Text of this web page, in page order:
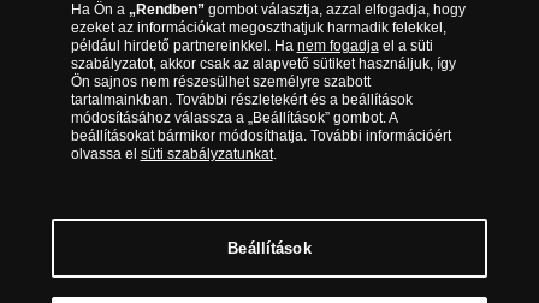
Adatkezelés
Magyar Éremkibocsátó Kft. 1134 Budapest, Váci út 33. Cégjegyzékszám: 01-09-
957944, Adószám: 23275395-2-41 A Társaság a Magyar Kereskedelmi
Ha Ön a „Rendben”gombot választja, azzal elfogadja, hogy
ezeket az információkat megoszthatjuk harmadik felekkel,
például hirdető partnereinkkel. Ha nem fogadjael a süti
szabályzatot, akkor csak az alapvető sütiket használjuk, így
Ön sajnos nem részesülhet személyre szabott
tartalmainkban. További részletekért és a beállítások
módosításához válassza a „Beállítások” gombot. A
beállításokat bármikor módosíthatja. További információért
olvassa el süti szabályzatunkat.
Beállítások